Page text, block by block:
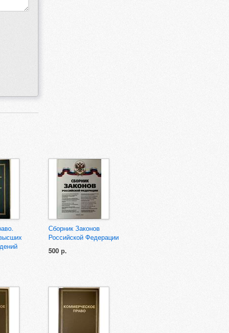
Сборник Законов
Российской Федерации
500 р.